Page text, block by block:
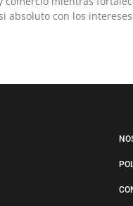
absoluto con los